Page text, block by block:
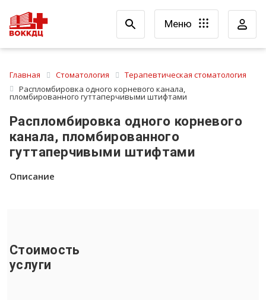
Меню
Главная Стоматология
Терапевтическая стоматология
Распломбировка одного корневого канала,
пломбированного гуттаперчивыми штифтами
Распломбировка одного корневого
канала, пломбированного
гуттаперчивыми штифтами
Описание
Стоимость
услуги